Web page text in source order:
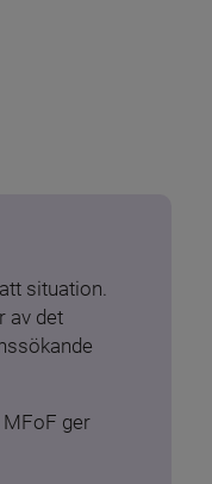
situation.
av det
ger